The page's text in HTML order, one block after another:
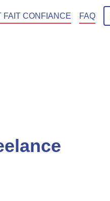
FAIT CONFIANCE FAQ